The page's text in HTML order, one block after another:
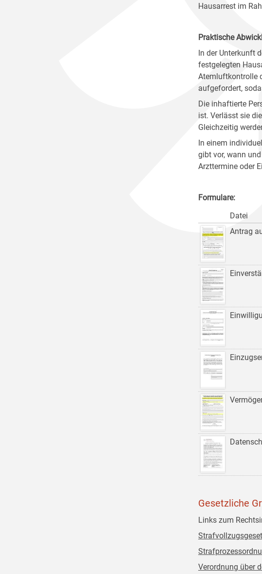
Hausarrest im
Praktische
In der Unterkunft
festgelegten
Atemluftkontrolle
aufgefordert,
Die inhaftierte
ist. Verlässt sie
Gleichzeitig
In einem
gibt vor, wann
Arzttermine oder
Formulare:
Datei
Antrag
Gesetzliche
Links zum
Verordnung über